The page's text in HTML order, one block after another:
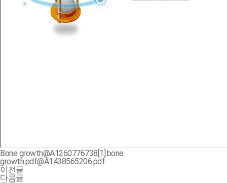
Bone growth@A1260776738[1].bone
growth.pdf@A1438565206.pdf
이전글
다음글